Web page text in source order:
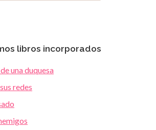
libros incorporados
una duquesa
redes